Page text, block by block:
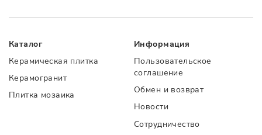
Каталог
Керамическая плитка
Керамогранит
Плитка мозаика
Информация
Пользовательское
соглашение
Обмен и возврат
Новости
Сотрудничество